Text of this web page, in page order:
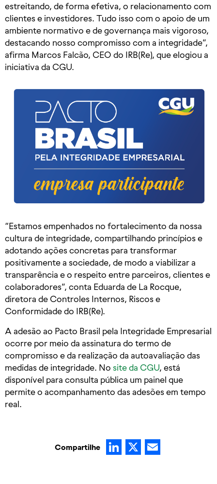
estreitando, de forma efetiva, o relacionamento com
clientes e investidores. Tudo isso com o apoio de um
ambiente normativo e de governança mais vigoroso,
destacando nosso compromisso com a integridade”,
afirma Marcos Falcão, CEO do IRB(Re), que elogiou a
iniciativa da CGU.
“Estamos empenhados no fortalecimento da nossa
cultura de integridade, compartilhando princípios e
adotando ações concretas para transformar
positivamente a sociedade, de modo a viabilizar a
transparência e o respeito entre parceiros, clientes e
colaboradores”, conta Eduarda de La Rocque,
diretora de Controles Internos, Riscos e
Conformidade do IRB(Re).
A adesão ao Pacto Brasil pela Integridade Empresarial
ocorre por meio da assinatura do termo de
compromisso e da realização da autoavaliação das
medidas de integridade. No site da CGU, está
disponível para consulta pública um painel que
permite o acompanhamento das adesões em tempo
real.
Compartilhe LinkedIn
X